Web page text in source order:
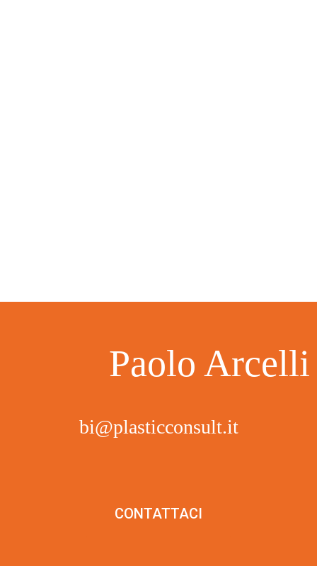
Paolo Arcelli
bi@plasticconsult.it
CONTATTACI